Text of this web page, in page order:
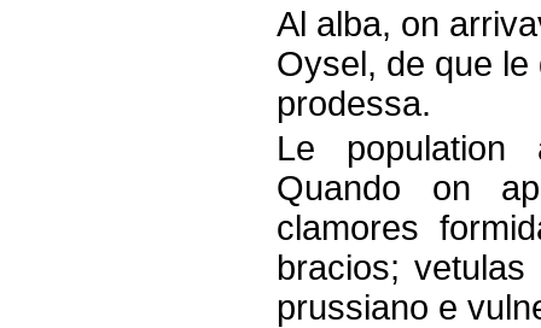
Al alba, on
Oysel, de que
prodessa.
Le population
Quando on
clamores
bracios;
prussiano e